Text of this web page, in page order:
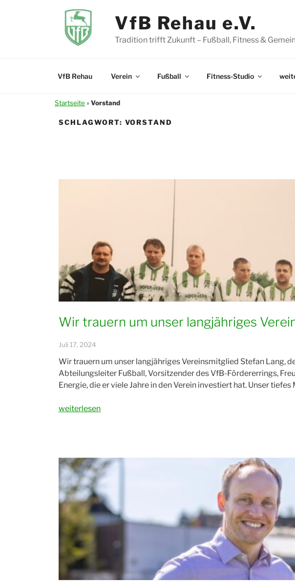
VfB Rehau e.V.
Tradition trifft Zukunft – Fußball, Fitness &
VfB Rehau Verein Fußball Fitness-Studio
Startseite»Vorstand
SCHLAGWORT: VORSTAND
Wir trauern um unser langjähriges
Juli 17, 2024
Wir trauern um unser langjähriges Vereinsmitglied Stefan Lang,
Abteilungsleiter Fußball, Vorsitzender des VfB-Fördererrings,
Energie, die er viele Jahre in den Verein investiert hat. Unser
„Wir
Vereinsmitglied
Stefan
Lang“
weiterlesen